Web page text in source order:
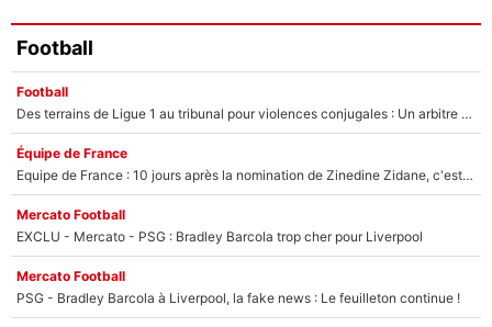
Football
Football
Des terrains de Ligue 1 au tribunal pour violences conjugales : Un arbitre français encourt une peine de 18 mois de prison !
Équipe de France
Equipe de France : 10 jours après la nomination de Zinedine Zidane, c'est au tour de son fils de prendre un nouveau départ !
Mercato Football
EXCLU - Mercato - PSG : Bradley Barcola trop cher pour Liverpool
Mercato Football
PSG - Bradley Barcola à Liverpool, la fake news : Le feuilleton continue !